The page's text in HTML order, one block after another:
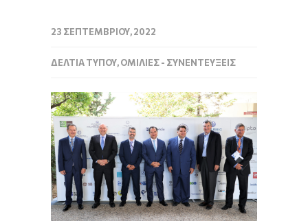
23 ΣΕΠΤΕΜΒΡΊΟΥ, 2022
ΔΕΛΤΊΑ ΤΎΠΟΥ,ΟΜΙΛΊΕΣ - ΣΥΝΕΝΤΕΎΞΕΙΣ